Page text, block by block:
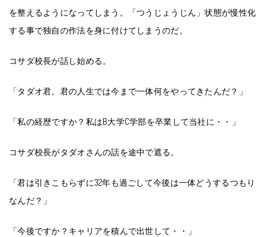
を整えるようになってしまう。「つうじょうじん」状態が慢性化
する事で独自の作法を身に付けてしまうのだ。
コサダ校長が話し始める。
「タダオ君。君の人生では今まで一体何をやってきたんだ？」
「私の経歴ですか？私はB大学C学部を卒業して当社に・・」
コサダ校長がタダオさんの話を途中で遮る。
「君は引きこもらずに32年も過ごして今後は一体どうするつもり
なんだ？」
「今後ですか？キャリアを積んで出世して・・」